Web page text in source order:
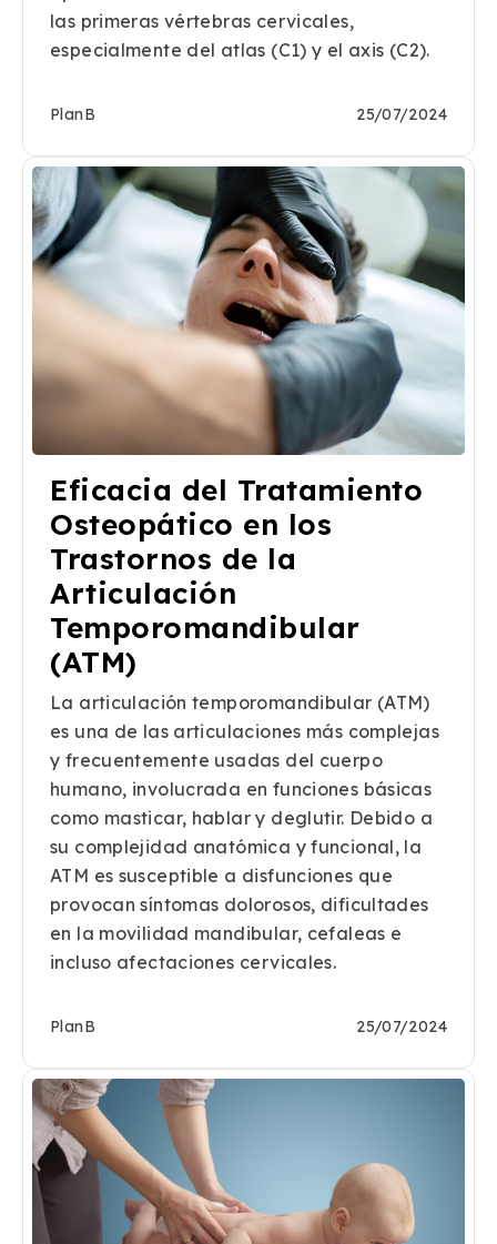
las primeras vértebras cervicales,
especialmente del atlas (C1) y el axis (C2).
PlanB 25/07/2024
Eficacia del Tratamiento
Osteopático en los
Trastornos de la
Articulación
Temporomandibular
(ATM)
La articulación temporomandibular (ATM)
es una de las articulaciones más complejas
y frecuentemente usadas del cuerpo
humano, involucrada en funciones básicas
como masticar, hablar y deglutir. Debido a
su complejidad anatómica y funcional, la
ATM es susceptible a disfunciones que
provocan síntomas dolorosos, dificultades
en la movilidad mandibular, cefaleas e
incluso afectaciones cervicales.
PlanB 25/07/2024